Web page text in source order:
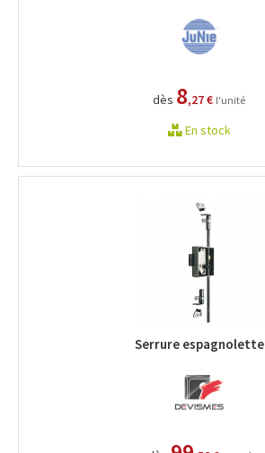
dès 8,27 € l'unité
En stock
Serrure espagnolette